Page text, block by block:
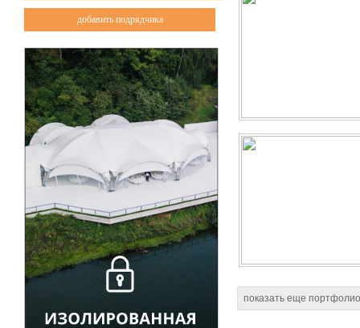
добавить подрядчика
показать еще портфолио